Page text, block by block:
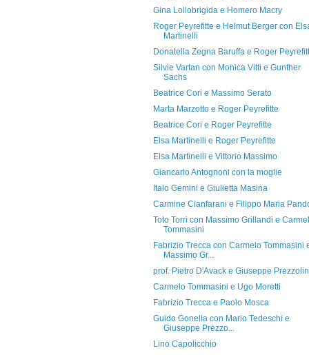
Gina Lollobrigida e Homero Macry
Roger Peyrefitte e Helmut Berger con
Martinelli
Donatella Zegna Baruffa e Roger
Silvie Vartan con Monica Vitti e Gunther
Sachs
Beatrice Cori e Massimo Serato
Marta Marzotto e Roger Peyrefitte
Beatrice Cori e Roger Peyrefitte
Elsa Martinelli e Roger Peyrefitte
Elsa Martinelli e Vittorio Massimo
Giancarlo Antognoni con la moglie
Italo Gemini e Giulietta Masina
Carmine Cianfarani e Filippo Maria
Toto Torri con Massimo Grillandi e
Tommasini
Fabrizio Trecca con Carmelo Tommasini
Massimo Gr...
prof. Pietro D'Avack e Giuseppe
Carmelo Tommasini e Ugo Moretti
Fabrizio Trecca e Paolo Mosca
Guido Gonella con Mario Tedeschi e
Giuseppe Prezzo...
Lino Capolicchio